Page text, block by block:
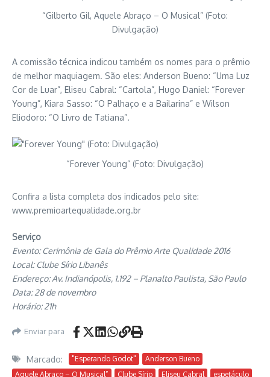
“Gilberto Gil, Aquele Abraço – O Musical” (Foto:
Divulgação)
A comissão técnica indicou também os nomes para o prêmio
de melhor maquiagem. São eles: Anderson Bueno: “Uma Luz
Cor de Luar”, Eliseu Cabral: “Cartola”, Hugo Daniel: “Forever
Young”, Kiara Sasso: “O Palhaço e a Bailarina” e Wilson
Eliodoro: “O Livro de Tatiana”.
“Forever Young” (Foto: Divulgação)
Confira a lista completa dos indicados pelo site:
www.premioartequalidade.org.br
Serviço
Evento: Cerimônia de Gala do Prêmio Arte Qualidade 2016
Local: Clube Sírio Libanês
Endereço: Av. Indianópolis, 1.192 – Planalto Paulista, São Paulo
Data: 28 de novembro
Horário: 21h
Enviar para
Marcado: "Esperando Godot"
Anderson Bueno
Aquele Abraço – O Musical”
Clube Sírio Eliseu Cabral
espetáculo